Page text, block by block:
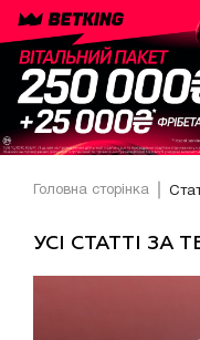
Головна сторінка
УСІ СТАТТІ ЗА